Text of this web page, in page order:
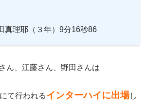
真理耶（３年）9分16秒86
ん、江藤さん、野田さんは
て行われるインターハイに出場し